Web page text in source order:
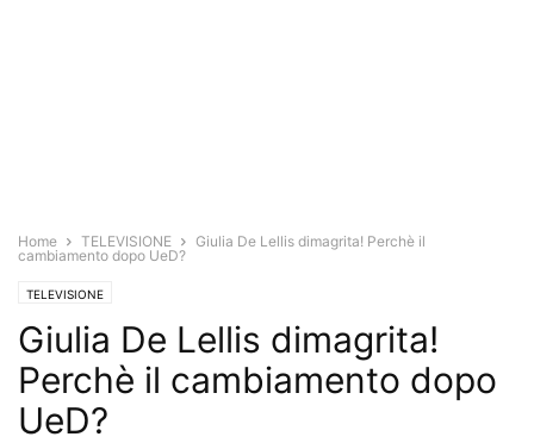
Home TELEVISIONE
Giulia De Lellis dimagrita! Perchè il
cambiamento dopo UeD?
TELEVISIONE
Giulia De Lellis dimagrita!
Perchè il cambiamento dopo
UeD?